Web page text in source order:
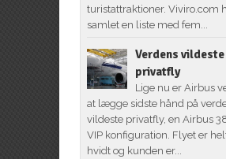
turistattraktioner. Viviro.com
samlet en liste med fem...
Verdens vildeste
privatfly
Lige nu er Airbus
at lægge sidste hånd på
vildeste privatfly, en Airbus
VIP konfiguration. Flyet er
hvidt og kunden er...